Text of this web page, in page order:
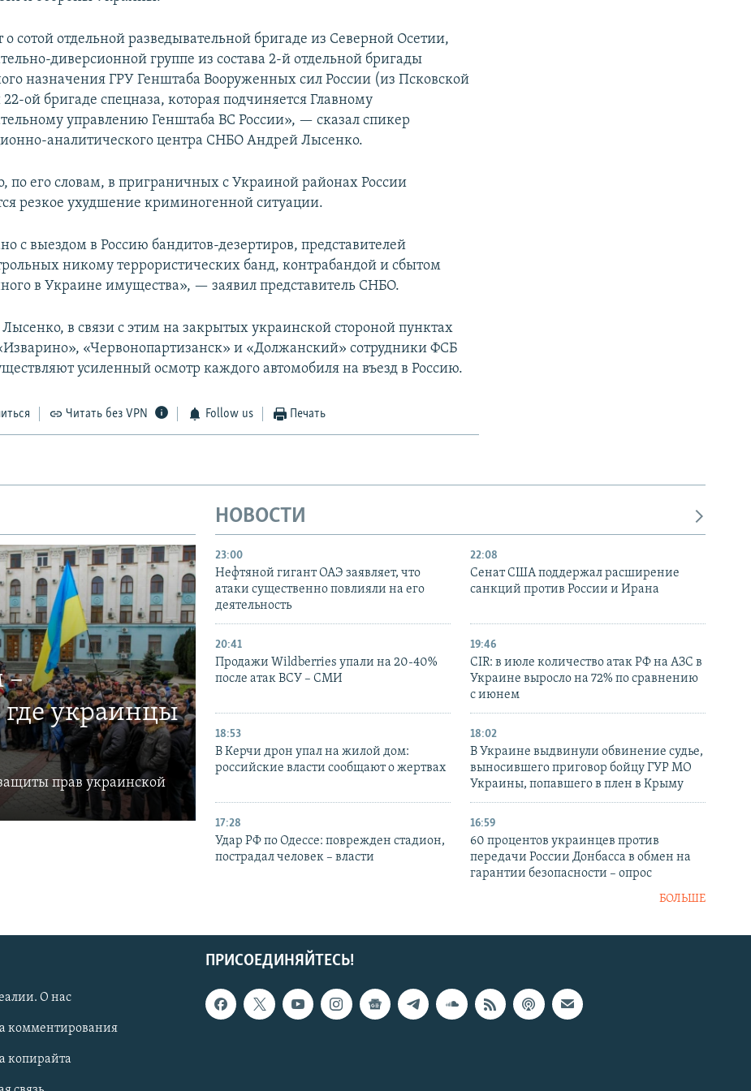
о сотой отдельной разведывательной бригаде из Северной Осетии,
диверсионной группе из состава 2-й отдельной бригады
назначения ГРУ Генштаба Вооруженных сил России (из Псковской
22-ой бригаде спецназа, которая подчиняется Главному
управлению Генштаба ВС России», — сказал спикер
аналитического центра СНБО Андрей Лысенко.
по его словам, в приграничных с Украиной районах России
резкое ухудшение криминогенной ситуации.
с выездом в Россию бандитов-дезертиров, представителей
никому террористических банд, контрабандой и сбытом
в Украине имущества», — заявил представитель СНБО.
в связи с этим на закрытых украинской стороной пунктах
«Червонопартизанск» и «Должанский» сотрудники ФСБ
усиленный осмотр каждого автомобиля на въезд в Россию.
Читать без VPN Follow us Печать
–
украинцы
прав украинской
НОВОСТИ
23:00
Нефтяной гигант ОАЭ заявляет, что
атаки существенно повлияли на его
деятельность
22:08
Сенат США поддержал расширение
санкций против России и Ирана
20:41
Продажи Wildberries упали на 20-40%
после атак ВСУ – СМИ
19:46
CIR: в июле количество атак РФ на АЗС в
Украине выросло на 72% по сравнению
с июнем
18:53
В Керчи дрон упал на жилой дом:
российские власти сообщают о жертвах
18:02
В Украине выдвинули обвинение судье,
выносившего приговор бойцу ГУР МО
Украины, попавшего в плен в Крыму
17:28
Удар РФ по Одессе: поврежден стадион,
пострадал человек – власти
16:59
60 процентов украинцев против
передачи России Донбасса в обмен на
гарантии безопасности – опрос
БОЛЬШЕ
ПРИСОЕДИНЯЙТЕСЬ!
О нас
комментирования
копирайта